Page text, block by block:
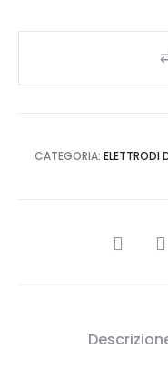
CATEGORIA: ELETTRODI
CONDIVIDI